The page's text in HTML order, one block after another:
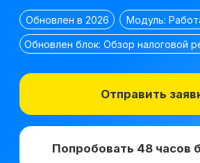
Отправить заявку
*
ДПО в 2021 г.
2 место в номинации